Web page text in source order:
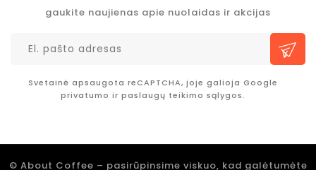
gaukite naujienas apie nuolaidas ir akcijas
Svetainė apsaugota reCAPTCHA, joje galioja Google
privatumo ir paslaugų teikimo sąlygos.
© About Coffee – pasirūpinsime viskuo, kad galėtumėte